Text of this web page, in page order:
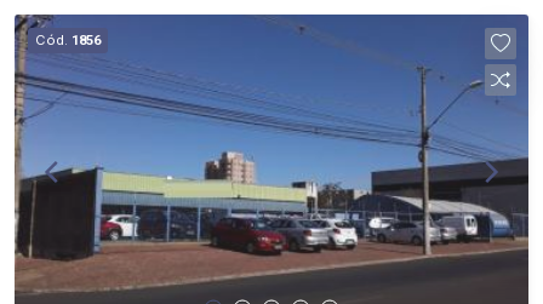
Cód. 1856